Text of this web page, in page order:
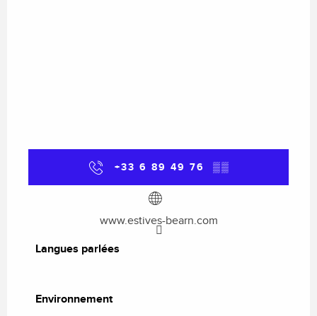
+33 6 89 49 76 ▒▒
www.estives-bearn.com
Langues parlées
Langues parlées
Environnement
Environnement